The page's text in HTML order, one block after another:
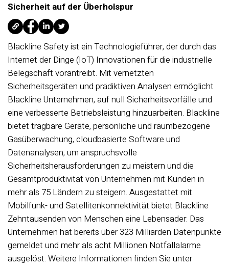
Sicherheit auf der Überholspur
Blackline Safety ist ein Technologieführer, der durch das
Internet der Dinge (IoT) Innovationen für die industrielle
Belegschaft vorantreibt. Mit vernetzten
Sicherheitsgeräten und prädiktiven Analysen ermöglicht
Blackline Unternehmen, auf null Sicherheitsvorfälle und
eine verbesserte Betriebsleistung hinzuarbeiten. Blackline
bietet tragbare Geräte, persönliche und raumbezogene
Gasüberwachung, cloudbasierte Software und
Datenanalysen, um anspruchsvolle
Sicherheitsherausforderungen zu meistern und die
Gesamtproduktivität von Unternehmen mit Kunden in
mehr als 75 Ländern zu steigern. Ausgestattet mit
Mobilfunk- und Satellitenkonnektivität bietet Blackline
Zehntausenden von Menschen eine Lebensader: Das
Unternehmen hat bereits über 323 Milliarden Datenpunkte
gemeldet und mehr als acht Millionen Notfallalarme
ausgelöst. Weitere Informationen finden Sie unter